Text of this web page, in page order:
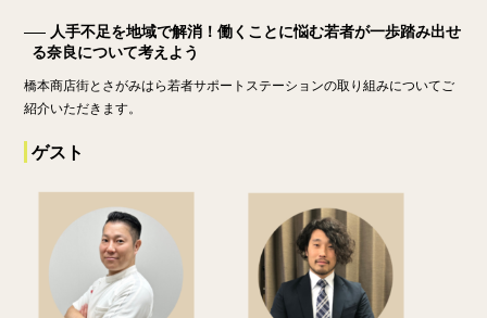
人手不足を地域で解消！働くことに悩む若者が一歩踏み出せ
る奈良について考えよう
橋本商店街とさがみはら若者サポートステーションの取り組みについてご
紹介いただきます。
ゲスト